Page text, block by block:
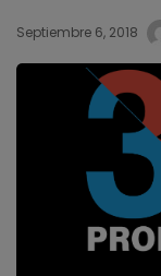
Septiembre 6, 2018